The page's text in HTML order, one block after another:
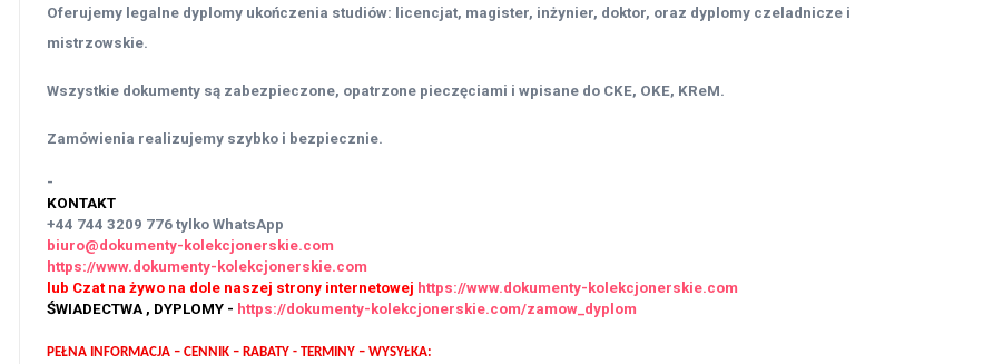
Oferujemy legalne dyplomy ukończenia studiów: licencjat, magister, inżynier, doktor, oraz dyplomy czeladnicze i
mistrzowskie.
Wszystkie dokumenty są zabezpieczone, opatrzone pieczęciami i wpisane do CKE, OKE, KReM.
Zamówienia realizujemy szybko i bezpiecznie.
-
KONTAKT
+44 744 3209 776 tylko WhatsApp
biuro@dokumenty-kolekcjonerskie.com
https://www.dokumenty-kolekcjonerskie.com
lub Czat na żywo na dole naszej strony internetowej https://www.dokumenty-kolekcjonerskie.com
ŚWIADECTWA , DYPLOMY - https://dokumenty-kolekcjonerskie.com/zamow_dyplom
PEŁNA INFORMACJA – CENNIK – RABATY - TERMINY – WYSYŁKA: